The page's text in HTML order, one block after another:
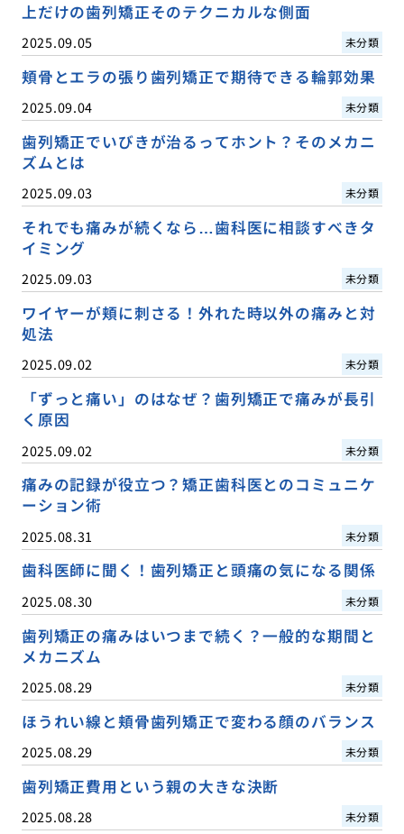
上だけの歯列矯正そのテクニカルな側面
2025.09.05 未分類
頬骨とエラの張り歯列矯正で期待できる輪郭効果
2025.09.04 未分類
歯列矯正でいびきが治るってホント？そのメカニ
ズムとは
2025.09.03 未分類
それでも痛みが続くなら…歯科医に相談すべきタ
イミング
2025.09.03 未分類
ワイヤーが頬に刺さる！外れた時以外の痛みと対
処法
2025.09.02 未分類
「ずっと痛い」のはなぜ？歯列矯正で痛みが長引
く原因
2025.09.02 未分類
痛みの記録が役立つ？矯正歯科医とのコミュニケ
ーション術
2025.08.31 未分類
歯科医師に聞く！歯列矯正と頭痛の気になる関係
2025.08.30 未分類
歯列矯正の痛みはいつまで続く？一般的な期間と
メカニズム
2025.08.29 未分類
ほうれい線と頬骨歯列矯正で変わる顔のバランス
2025.08.29 未分類
歯列矯正費用という親の大きな決断
2025.08.28 未分類